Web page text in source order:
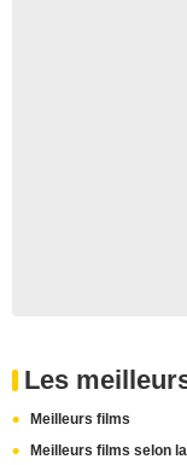
Les
Meilleurs films
Meilleurs films selon